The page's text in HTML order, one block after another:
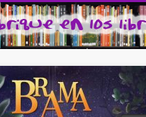
Ubrique en los libros
INICIO
CONTACTO